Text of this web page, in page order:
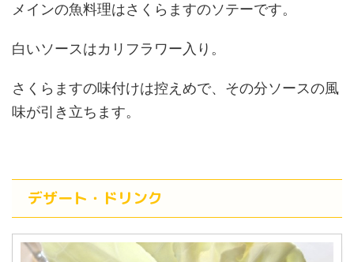
メインの魚料理はさくらますのソテーです。
白いソースはカリフラワー入り。
さくらますの味付けは控えめで、その分ソースの風
味が引き立ちます。
デザート・ドリンク